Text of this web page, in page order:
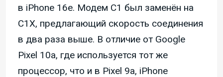
в iPhone 16e. Модем C1 был заменён на
C1X, предлагающий скорость соединения
в два раза выше. В отличие от Google
Pixel 10a, где используется тот же
процессор, что и в Pixel 9a, iPhone